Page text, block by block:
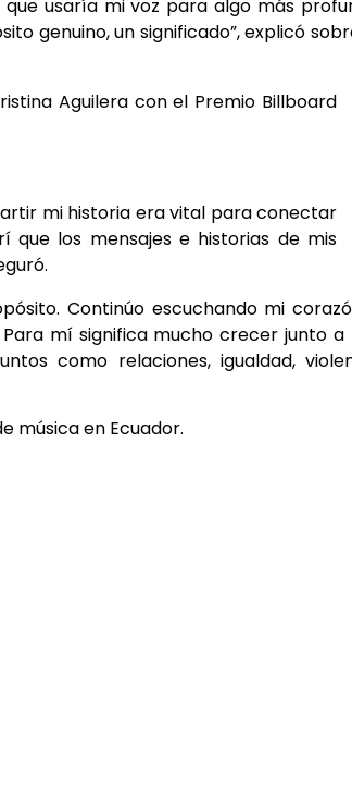
usaría mi voz para algo más
genuino, un significado”, explicó
Aguilera con el Premio Billboard
mi historia era vital para conectar
que los mensajes e historias de mis
Continúo escuchando mi
mí significa mucho crecer junto a
como relaciones, igualdad,
música en Ecuador.